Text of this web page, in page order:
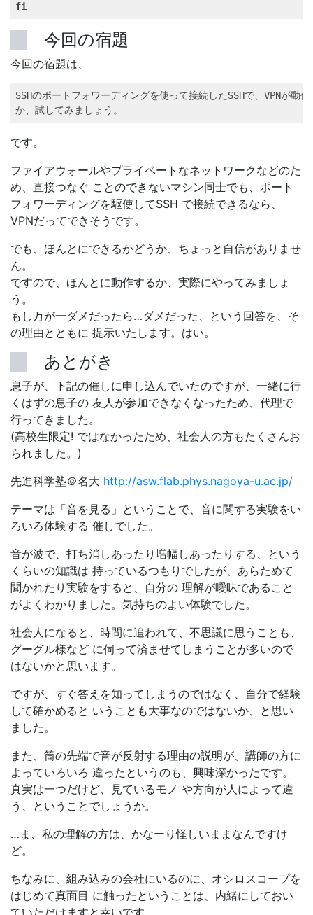
fi
今回の宿題
今回の宿題は、
SSHのポートフォワーディングを使って接続したSSHで、VPNが動
か、試してみましょう。
です。
ファイアウォールやプライベートなネットワークなどのた
め、直接つなぐ ことのできないマシン同士でも、ポート
フォワーディングを駆使してSSH で接続できるなら、
VPNだってできそうです。
でも、ほんとにできるかどうか、ちょっと自信がありませ
ん。
ですので、ほんとに動作するか、実際にやってみましょ
う。
もし万が一ダメだったら…ダメだった、という回答を、そ
の理由とともに 提示いたします。はい。
あとがき
息子が、下記の催しに申し込んでいたのですが、一緒に行
くはずの息子の 友人が参加できなくなったため、代理で
行ってきました。
(高校生限定! ではなかったため、社会人の方もたくさんお
られました。)
先進科学塾＠名大 http://asw.flab.phys.nagoya-u.ac.jp/
テーマは「音を見る」ということで、音に関する実験をい
ろいろ体験する 催しでした。
音が波で、打ち消しあったり増幅しあったりする、という
くらいの知識は 持っているつもりでしたが、あらためて
聞かれたり実験をすると、自分の 理解が曖昧であること
がよくわかりました。気持ちのよい体験でした。
社会人になると、時間に追われて、不思議に思うことも、
グーグル様など に伺って済ませてしまうことが多いので
はないかと思います。
ですが、すぐ答えを知ってしまうのではなく、自分で経験
して確かめると いうことも大事なのではないか、と思い
ました。
また、筒の先端で音が反射する理由の説明が、講師の方に
よっていろいろ 違ったというのも、興味深かったです。
真実は一つだけど、見ているモノ や方向が人によって違
う、ということでしょうか。
…ま、私の理解の方は、かなーり怪しいままなんですけ
ど。
ちなみに、組み込みの会社にいるのに、オシロスコープを
はじめて真面目 に触ったということは、内緒にしておい